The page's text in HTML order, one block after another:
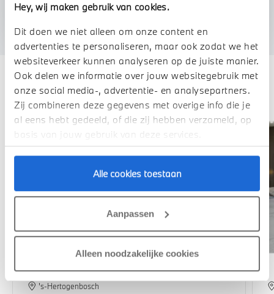
Hey, wij maken gebruik van cookies.
Dit doen we niet alleen om onze content en
advertenties te personaliseren, maar ook zodat we het
websiteverkeer kunnen analyseren op de juiste manier.
Ook delen we informatie over jouw websitegebruik met
onze social media-, advertentie- en analysepartners.
Zij combineren deze gegevens met overige info die je
al eens hebt gedeeld, of die zij hebben verzameld, op
basis van jouw gebruik van deze services.
Alle cookies toestaan
Aanpassen
Alleen noodzakelijke cookies
Deze zijn vergelijkbaar
's-Hertogenbosch